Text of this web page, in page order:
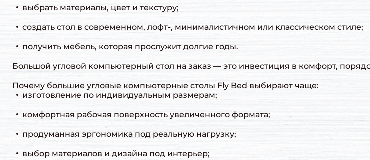
выбрать материалы, цвет и текстуру;
создать стол в современном, лофт-, минималистичном или классическом стиле;
получить мебель, которая прослужит долгие годы.
Большой угловой компьютерный стол на заказ — это инвестиция в комфорт,
Почему большие угловые компьютерные столы Fly Bed выбирают чаще:
изготовление по индивидуальным размерам;
комфортная рабочая поверхность увеличенного формата;
продуманная эргономика под реальную нагрузку;
выбор материалов и дизайна под интерьер;